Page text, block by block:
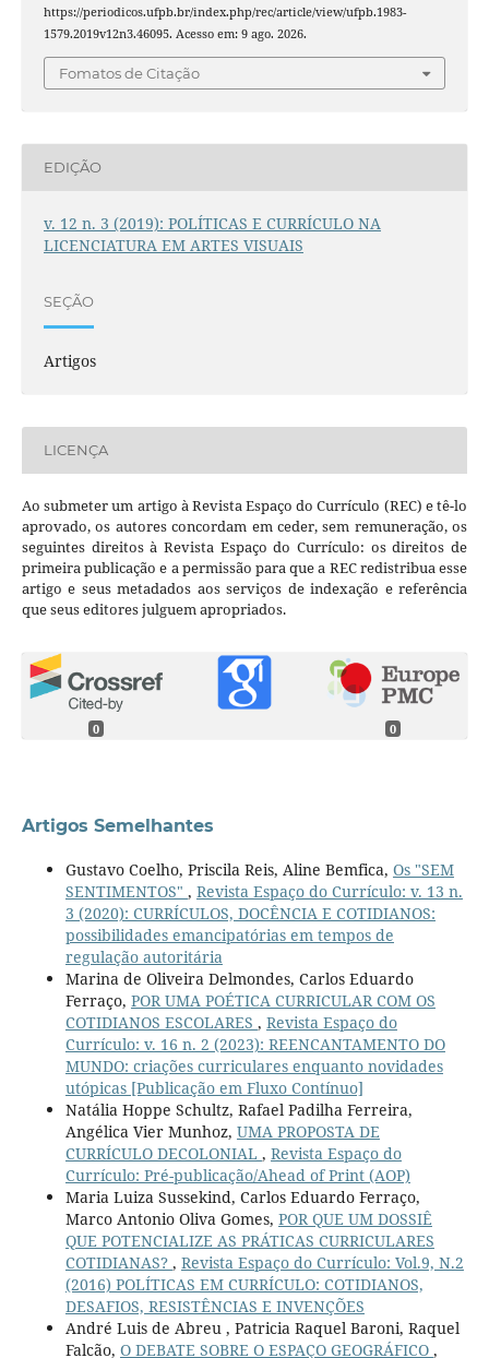
https://periodicos.ufpb.br/index.php/rec/article/view/ufpb.1983-
1579.2019v12n3.46095. Acesso em: 9 ago. 2026.
Fomatos de Citação
EDIÇÃO
v. 12 n. 3 (2019): POLÍTICAS E CURRÍCULO NA
LICENCIATURA EM ARTES VISUAIS
SEÇÃO
Artigos
LICENÇA
Ao submeter um artigo à Revista Espaço do Currículo (REC) e tê-lo
aprovado, os autores concordam em ceder, sem remuneração, os
seguintes direitos à Revista Espaço do Currículo: os direitos de
primeira publicação e a permissão para que a REC redistribua esse
artigo e seus metadados aos serviços de indexação e referência
que seus editores julguem apropriados.
0 0
Artigos Semelhantes
Gustavo Coelho, Priscila Reis, Aline Bemfica, Os "SEM
SENTIMENTOS" , Revista Espaço do Currículo: v. 13 n.
3 (2020): CURRÍCULOS, DOCÊNCIA E COTIDIANOS:
possibilidades emancipatórias em tempos de
regulação autoritária
Marina de Oliveira Delmondes, Carlos Eduardo
Ferraço, POR UMA POÉTICA CURRICULAR COM OS
COTIDIANOS ESCOLARES , Revista Espaço do
Currículo: v. 16 n. 2 (2023): REENCANTAMENTO DO
MUNDO: criações curriculares enquanto novidades
utópicas [Publicação em Fluxo Contínuo]
Natália Hoppe Schultz, Rafael Padilha Ferreira,
Angélica Vier Munhoz, UMA PROPOSTA DE
CURRÍCULO DECOLONIAL , Revista Espaço do
Currículo: Pré-publicação/Ahead of Print (AOP)
Maria Luiza Sussekind, Carlos Eduardo Ferraço,
Marco Antonio Oliva Gomes, POR QUE UM DOSSIÊ
QUE POTENCIALIZE AS PRÁTICAS CURRICULARES
COTIDIANAS? , Revista Espaço do Currículo: Vol.9, N.2
(2016) POLÍTICAS EM CURRÍCULO: COTIDIANOS,
DESAFIOS, RESISTÊNCIAS E INVENÇÕES
André Luis de Abreu , Patricia Raquel Baroni, Raquel
Falcão, O DEBATE SOBRE O ESPAÇO GEOGRÁFICO ,